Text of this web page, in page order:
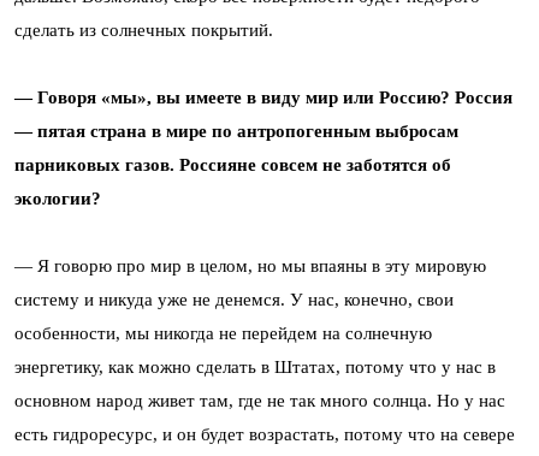
сделать из солнечных покрытий.
— Говоря «мы», вы имеете в виду мир или Россию? Россия
— пятая страна в мире по антропогенным выбросам
парниковых газов. Россияне совсем не заботятся об
экологии?
— Я говорю про мир в целом, но мы впаяны в эту мировую
систему и никуда уже не денемся. У нас, конечно, свои
особенности, мы никогда не перейдем на солнечную
энергетику, как можно сделать в Штатах, потому что у нас в
основном народ живет там, где не так много солнца. Но у нас
есть гидроресурс, и он будет возрастать, потому что на севере